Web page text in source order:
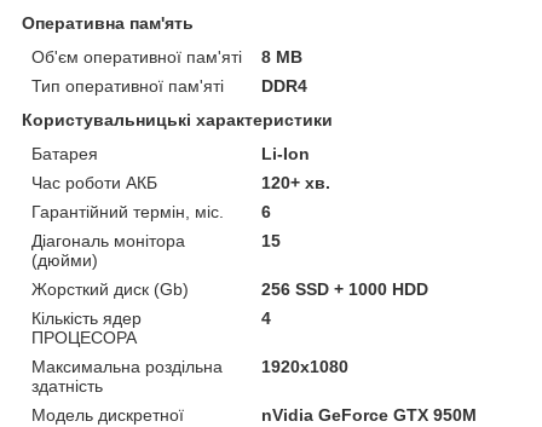
Оперативна пам'ять
Об'єм оперативної пам'яті
8 MB
Тип оперативної пам'яті
DDR4
Користувальницькі характеристики
Батарея
Li-Ion
Час роботи АКБ
120+ хв.
Гарантійний термін, міс.
6
Діагональ монітора
(дюйми)
15
Жорсткий диск (Gb)
256 SSD + 1000 HDD
Кількість ядер
ПРОЦЕСОРА
4
Максимальна роздільна
здатність
1920x1080
Модель дискретної
nVidia GeForce GTX 950M